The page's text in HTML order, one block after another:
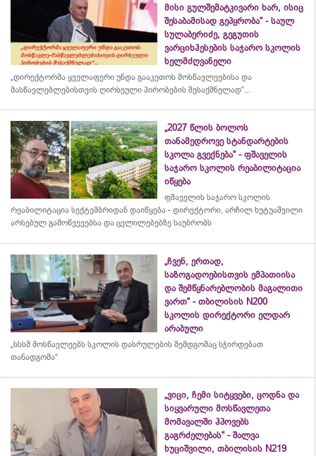
მისი გულშემატკივარი ხარ, ისიც
შესაბამისად გეპყრობა“ - საულ
სულაბერიძე, გეგუთის
ვარციხჰესების საჯარო სკოლის
ხელმძღვანელი
„დირექტორმა ყველაფერი უნდა გააკეთოს მოსწავლეებისა და
მასწავლებლებისთვის ღირსეული პირობების შესაქმნელად“...
„2027 წლის ბოლოს
თანამედროვე სტანდარტების
სკოლა გვექნება“ - ფშაველის
საჯარო სკოლის რეაბილიტაცია
იწყება
ფშაველის საჯარო სკოლის
რეაბილიტაცია სექტემბრიდან დაიწყება - დირექტორი, არჩილ ხუტუაშვილი
არსებულ გამოწვევებსა და ცვლილებებზე საუბრობს
„ჩვენ, ერთად,
საზოგადოებისთვის ემპათიისა
და შემწყნარებლობის მაგალითი
ვართ“ - თბილისის N200
სკოლის დირექტორი ელდარ
არაბული
„სსსმ მოსწავლეებს სკოლის დასრულების შემდგომაც სჭირდებათ
თანადგომა“
„ვიცი, ჩემი სიტყვები, ცოდნა და
სიყვარული მოსწავლეთა
მომავალში ჰპოვებს
გაგრძელებას“ - შალვა
ხუციშვილი, თბილისის N219